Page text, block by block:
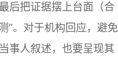
后把证据摆上台面（合
”。对于机构回应，避免
事人叙述，也要呈现其